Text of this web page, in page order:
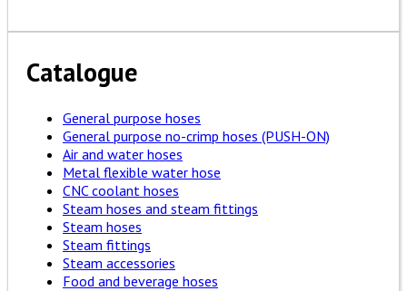
Catalogue
General purpose hoses
General purpose no-crimp hoses (PUSH-ON)
Air and water hoses
Metal flexible water hose
CNC coolant hoses
Steam hoses and steam fittings
Steam hoses
Steam fittings
Steam accessories
Food and beverage hoses